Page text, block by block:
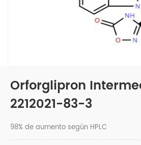
Orforglipron
2212021-83-3
98% de aumento según HPLC